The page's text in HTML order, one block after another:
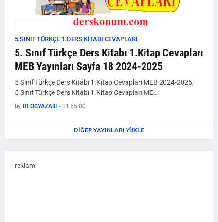
5.SINIF TÜRKÇE 1.DERS KİTABI CEVAPLARI
5. Sınıf Türkçe Ders Kitabı 1.Kitap Cevapları
MEB Yayınları Sayfa 18 2024-2025
5.Sınıf Türkçe Ders Kitabı 1.Kitap Cevapları MEB 2024-2025,
5.Sınıf Türkçe Ders Kitabı 1.Kitap Cevapları ME…
by BLOGYAZARI - 11:55:00
DIĞER YAYINLARI YÜKLE
reklam